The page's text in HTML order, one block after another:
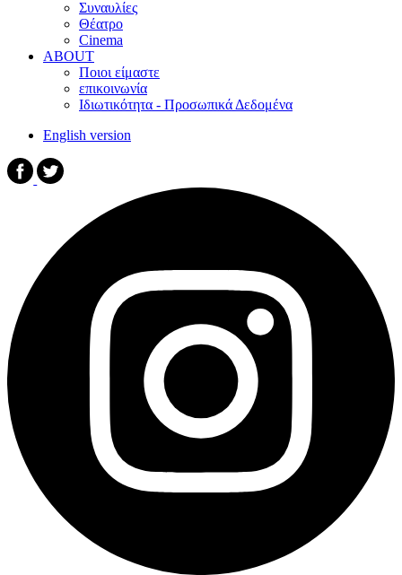
Συναυλίες
Θέατρο
Cinema
ABOUT
Ποιοι είμαστε
επικοινωνία
Ιδιωτικότητα - Προσωπικά Δεδομένα
English version